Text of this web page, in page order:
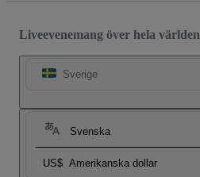
Liveevenemang över hela världen
Sverige
Svenska
US$ Amerikanska dollar